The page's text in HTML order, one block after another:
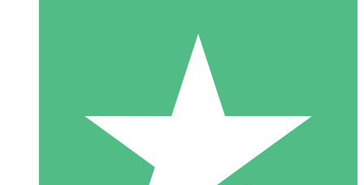
Paquetes de Créditos Individuales
Paga según el uso con créditos de descarga. Sin compromiso